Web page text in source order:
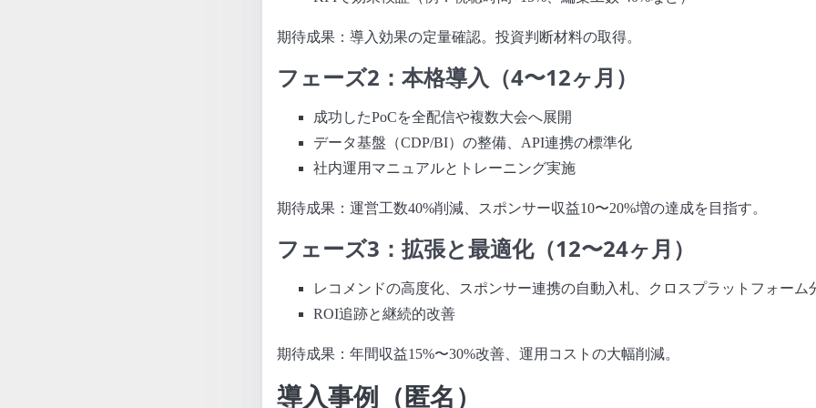
期待成果：導入効果の定量確認。投資判断材料の取得。
フェーズ2：本格導入（4〜12ヶ月）
成功したPoCを全配信や複数大会へ展開
データ基盤（CDP/BI）の整備、API連携の標準化
社内運用マニュアルとトレーニング実施
期待成果：運営工数40%削減、スポンサー収益10〜20%増の達成を目指す。
フェーズ3：拡張と最適化（12〜24ヶ月）
レコメンドの高度化、スポンサー連携の自動入札、クロスプラットフォーム
ROI追跡と継続的改善
期待成果：年間収益15%〜30%改善、運用コストの大幅削減。
導入事例（匿名）